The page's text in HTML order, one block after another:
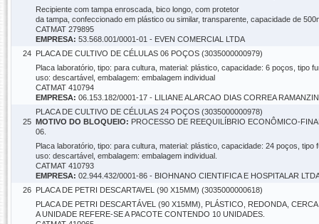
Recipiente com tampa enroscada, bico longo, com protetor
da tampa, confeccionado em plástico ou similar, transparente, capacidade de
CATMAT 279895
EMPRESA: 53.568.001/0001-01 - EVEN COMERCIAL LTDA
24 PLACA DE CULTIVO DE CÉLULAS 06 POÇOS (3035000000979)
Placa laboratório, tipo: para cultura, material: plástico, capacidade: 6 poços, tipo
uso: descartável, embalagem: embalagem individual
CATMAT 410794
EMPRESA: 06.153.182/0001-17 - LILIANE ALARCAO DIAS CORREA
25
PLACA DE CULTIVO DE CÉLULAS 24 POÇOS (3035000000978)
MOTIVO DO BLOQUEIO: PROCESSO DE REEQUILÍBRIO ECONÔMICO-
06.
Placa laboratório, tipo: para cultura, material: plástico, capacidade: 24 poços,
uso: descartável, embalagem: embalagem individual.
CATMAT 410793
EMPRESA: 02.944.432/0001-86 - BIOHNANO CIENTIFICA E HOSPITALAR
26 PLACA DE PETRI DESCARTAVEL (90 X15MM) (3035000000618)
PLACA DE PETRI DESCARTÁVEL (90 X15MM), PLÁSTICO, REDONDA,
A UNIDADE REFERE-SE A PACOTE CONTENDO 10 UNIDADES.